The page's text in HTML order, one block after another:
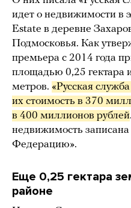
идет о недвижимости в
Estate в деревне
Подмосковья. Как
премьера с 2014 года
площадью 0,25
метров. «Русская
их стоимость в 370
в 400 миллионов рублей
недвижимость
Федерацию».
Еще 0,25 гектара
районе